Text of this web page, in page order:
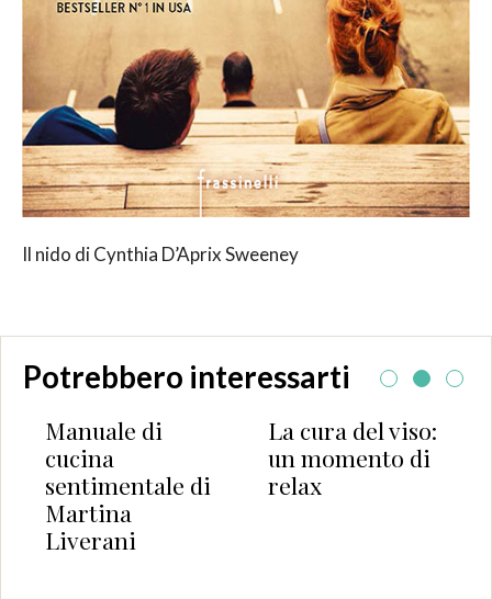
Il nido di Cynthia D’Aprix Sweeney
Potrebbero interessarti
Manuale di
cucina
sentimentale di
Martina
Liverani
La cura del viso:
un momento di
relax